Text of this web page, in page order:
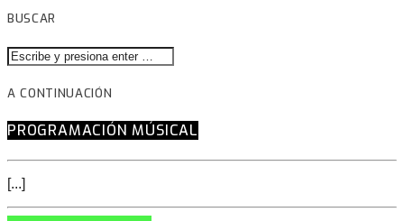
BUSCAR
A CONTINUACIÓN
PROGRAMACIÓN MÚSICAL
[...]